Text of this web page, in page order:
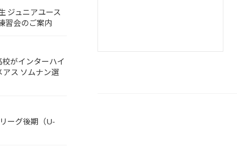
ジュニアユース
習会のご案内
校がインターハイ
ス ソムナン選
ーグ後期（U-